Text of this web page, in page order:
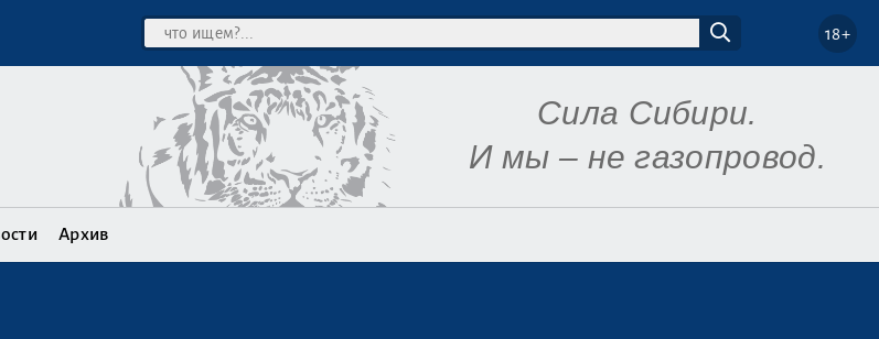
18+
Сила Сибири.
И мы – не газопровод.
Архив